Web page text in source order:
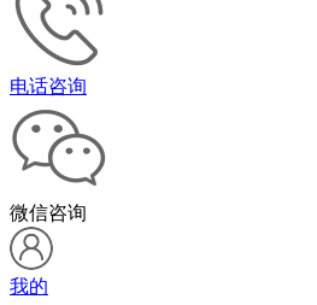
电话咨询
微信咨询
我的